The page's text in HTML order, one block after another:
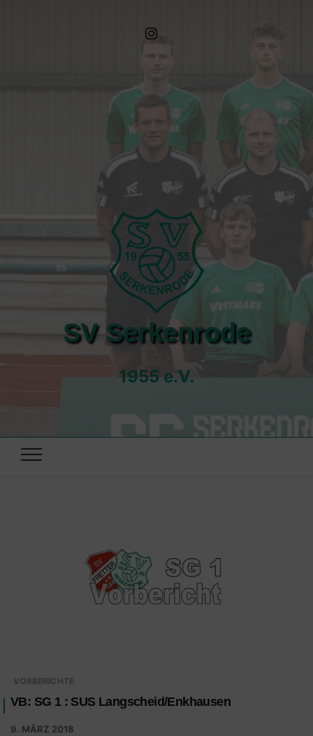
SV Serkenrode
1955 e.V.
VORBERICHTE
VB: SG 1 : SUS Langscheid/Enkhausen
9. MÄRZ 2018